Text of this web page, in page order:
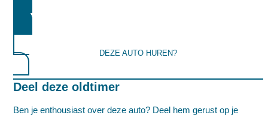
DEZE AUTO HUREN?
Deel deze oldtimer
Ben je enthousiast over deze auto? Deel hem gerust op je